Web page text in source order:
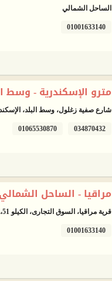
الساحل الشمالي
01001633140
مترو الإسكندرية - وسط
شارع صفية زغلول، وسط البلد،
034870432
01065530870
مراقيا - الساحل الشمالي
قرية مراقيا، السوق التجارى، الكيلو 51، الساحل الشمالى
01001633140